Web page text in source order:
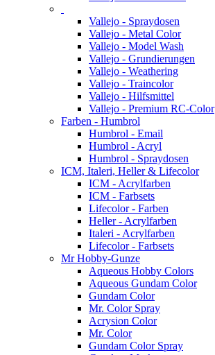
Vallejo - Spraydosen
Vallejo - Metal Color
Vallejo - Model Wash
Vallejo - Grundierungen
Vallejo - Weathering
Vallejo - Traincolor
Vallejo - Hilfsmittel
Vallejo - Premium RC-Color
Farben - Humbrol
Humbrol - Email
Humbrol - Acryl
Humbrol - Spraydosen
ICM, Italeri, Heller & Lifecolor
ICM - Acrylfarben
ICM - Farbsets
Lifecolor - Farben
Heller - Acrylfarben
Italeri - Acrylfarben
Lifecolor - Farbsets
Mr Hobby-Gunze
Aqueous Hobby Colors
Aqueous Gundam Color
Gundam Color
Mr. Color Spray
Acrysion Color
Mr. Color
Gundam Color Spray